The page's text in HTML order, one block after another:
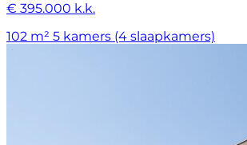
€ 395.000 k.k.
102 m² 5 kamers (4 slaapkamers)